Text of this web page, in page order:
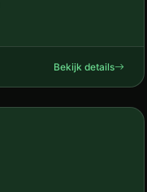
Bekijk details